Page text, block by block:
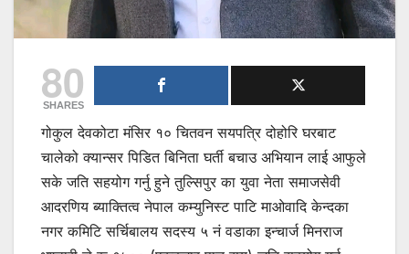
80
SHARES
गोकुल देवकोटा मंसिर १० चितवन सयपत्रि दोहोरि घरबाट
चालेको क्यान्सर पिडित बिनिता घर्ती बचाउ अभियान लाई आफुले
सके जति सहयोग गर्नु हुने तुल्सिपुर का युवा नेता समाजसेवी
आदरणिय ब्याक्तित्व नेपाल कम्युनिस्ट पाटि माओवादि केन्दका
नगर कमिटि सर्चिबालय सदस्य ५ नं वडाका इन्चार्ज मिनराज